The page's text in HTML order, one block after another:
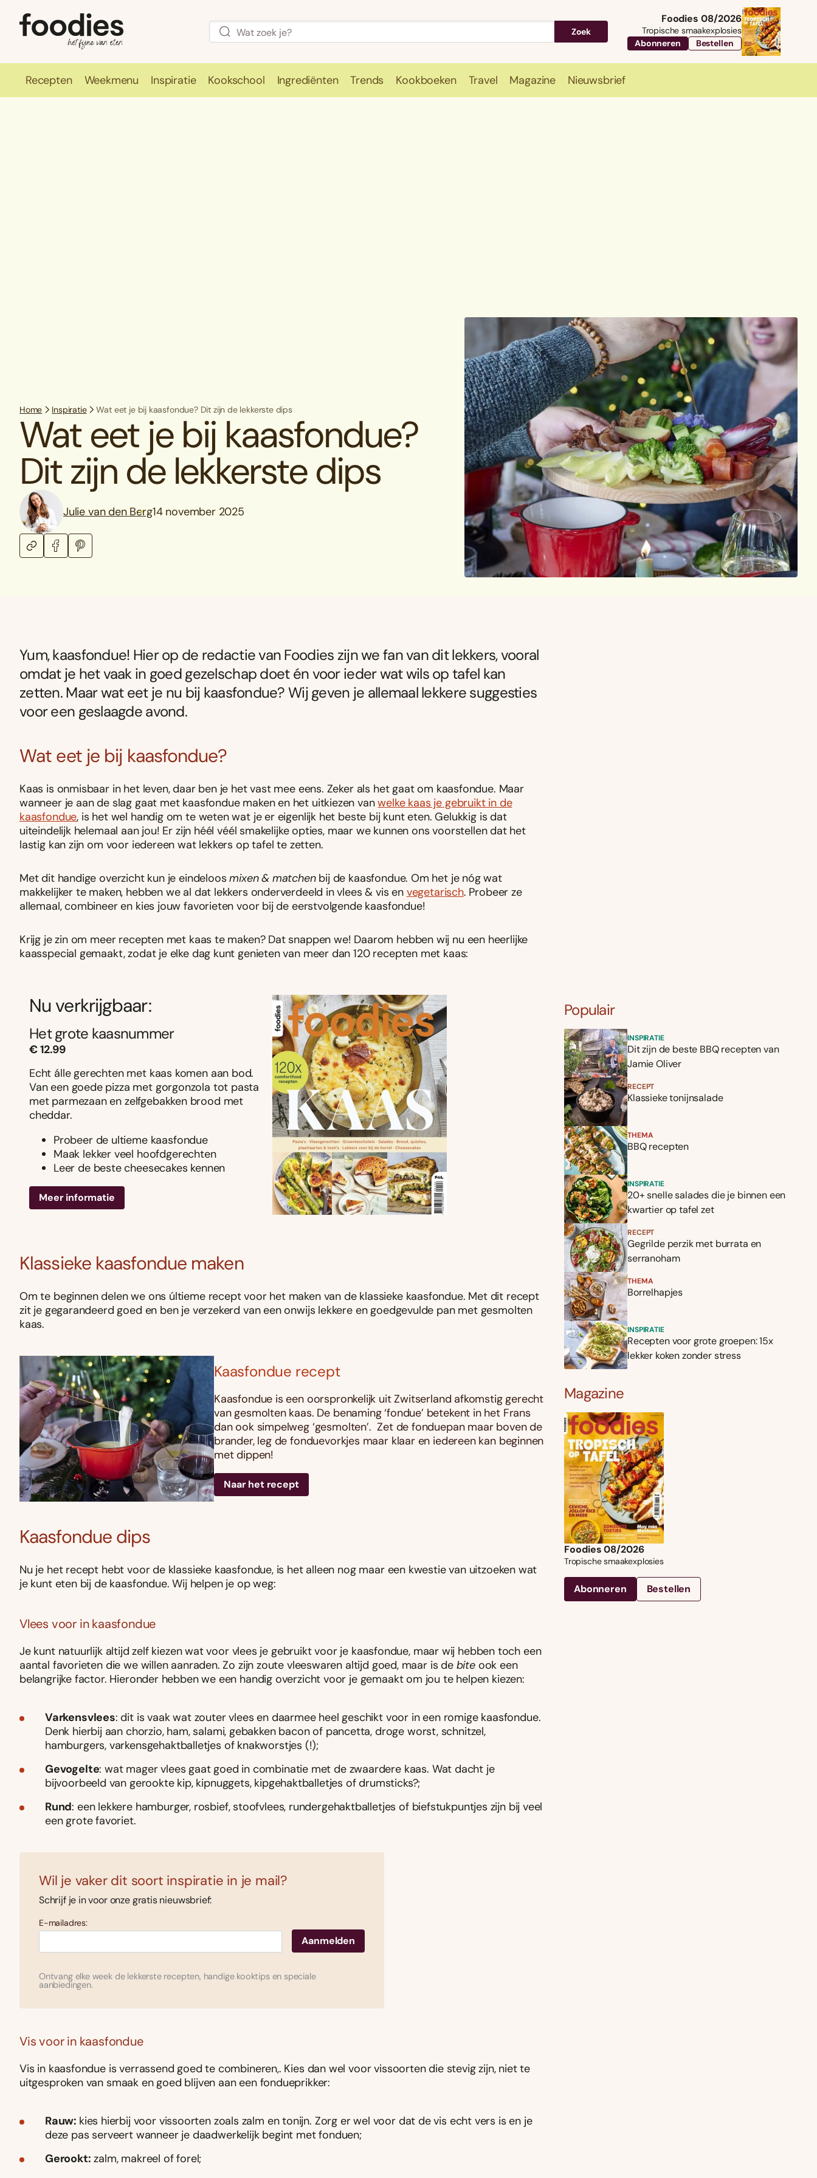
Zoek
Foodies 08/2026
Tropische smaakexplosies
Abonneren
Bestellen
Recepten Weekmenu Inspiratie Kookschool Ingrediënten Trends Kookboeken Travel Magazine Nieuwsbrief
Home Inspiratie Wat eet je bij kaasfondue? Dit zijn de lekkerste dips
Wat eet je bij kaasfondue?
Dit zijn de lekkerste dips
Julie van den Berg14 november 2025
Yum, kaasfondue! Hier op de redactie van Foodies zijn we fan van dit lekkers, vooral
omdat je het vaak in goed gezelschap doet én voor ieder wat wils op tafel kan
zetten. Maar wat eet je nu bij kaasfondue? Wij geven je allemaal lekkere suggesties
voor een geslaagde avond.
Wat eet je bij kaasfondue?
Kaas is onmisbaar in het leven, daar ben je het vast mee eens. Zeker als het gaat om kaasfondue. Maar
wanneer je aan de slag gaat met kaasfondue maken en het uitkiezen vanwelke kaas je gebruikt in de
kaasfondue, is het wel handig om te weten wat je er eigenlijk het beste bij kunt eten. Gelukkig is dat
uiteindelijk helemaal aan jou! Er zijn héél véél smakelijke opties, maar we kunnen ons voorstellen dat het
lastig kan zijn om voor iedereen wat lekkers op tafel te zetten.
Met dit handige overzicht kun je eindeloosmixen & matchenbij de kaasfondue. Om het je nóg wat
makkelijker te maken, hebben we al dat lekkers onderverdeeld in vlees & vis en vegetarisch. Probeer ze
allemaal, combineer en kies jouw favorieten voor bij de eerstvolgende kaasfondue!
Krijg je zin om meer recepten met kaas te maken? Dat snappen we! Daarom hebben wij nu een heerlijke
kaasspecial gemaakt, zodat je elke dag kunt genieten van meer dan 120 recepten met kaas:
Nu verkrijgbaar:
Het grote kaasnummer
€ 12.99
Echt álle gerechten met kaas komen aan bod.
Van een goede pizza met gorgonzola tot pasta
met parmezaan en zelfgebakken brood met
cheddar.
Probeer de ultieme kaasfondue
Maak lekker veel hoofdgerechten
Leer de beste cheesecakes kennen
Meer informatie
Klassieke kaasfondue maken
Om te beginnen delen we ons últieme recept voor het maken van de klassieke kaasfondue. Met dit recept
zit je gegarandeerd goed en ben je verzekerd van een onwijs lekkere en goedgevulde pan met gesmolten
kaas.
Kaasfondue recept
Kaasfondue is een oorspronkelijk uit Zwitserland afkomstig gerecht
van gesmolten kaas. De benaming ‘fondue’ betekent in het Frans
dan ook simpelweg ‘gesmolten’. Zet de fonduepan maar boven de
brander, leg de fonduevorkjes maar klaar en iedereen kan beginnen
met dippen!
Naar het recept
Kaasfondue dips
Nu je het recept hebt voor de klassieke kaasfondue, is het alleen nog maar een kwestie van uitzoeken wat
je kunt eten bij de kaasfondue. Wij helpen je op weg:
Vlees voor in kaasfondue
Je kunt natuurlijk altijd zelf kiezen wat voor vlees je gebruikt voor je kaasfondue, maar wij hebben toch een
aantal favorieten die we willen aanraden. Zo zijn zoute vleeswaren altijd goed, maar is de biteook een
belangrijke factor. Hieronder hebben we een handig overzicht voor je gemaakt om jou te helpen kiezen:
Varkensvlees: dit is vaak wat zouter vlees en daarmee heel geschikt voor in een romige kaasfondue.
Denk hierbij aan chorzio, ham, salami, gebakken bacon of pancetta, droge worst, schnitzel,
hamburgers, varkensgehaktballetjes of knakworstjes (!);
Gevogelte: wat mager vlees gaat goed in combinatie met de zwaardere kaas. Wat dacht je
bijvoorbeeld van gerookte kip, kipnuggets, kipgehaktballetjes of drumsticks?;
Rund: een lekkere hamburger, rosbief, stoofvlees, rundergehaktballetjes of biefstukpuntjes zijn bij veel
een grote favoriet.
Wil je vaker dit soort inspiratie in je mail?
Schrijf je in voor onze gratis nieuwsbrief:
E-mailadres:
Ontvang elke week de lekkerste recepten, handige kooktips en speciale
aanbiedingen.
Vis voor in kaasfondue
Vis in kaasfondue is verrassend goed te combineren,. Kies dan wel voor vissoorten die stevig zijn, niet te
uitgesproken van smaak en goed blijven aan een fondueprikker:
Rauw: kies hierbij voor vissoorten zoals zalm en tonijn. Zorg er wel voor dat de vis echt vers is en je
deze pas serveert wanneer je daadwerkelijk begint met fonduen;
Gerookt: zalm, makreel of forel;
Populair
INSPIRATIE
Dit zijn de beste BBQ recepten van
Jamie Oliver
RECEPT
Klassieke tonijnsalade
THEMA
BBQ recepten
INSPIRATIE
20+ snelle salades die je binnen een
kwartier op tafel zet
RECEPT
Gegrilde perzik met burrata en
serranoham
THEMA
Borrelhapjes
INSPIRATIE
Recepten voor grote groepen: 15x
lekker koken zonder stress
Magazine
Foodies 08/2026
Tropische smaakexplosies
Abonneren Bestellen